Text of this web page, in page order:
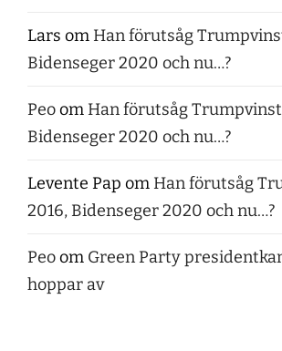
Lars om Han förutsåg
Bidenseger 2020 och nu…?
Peoom Han förutsåg
Bidenseger 2020 och nu…?
Levente Pap om Han förutsåg
2016, Bidenseger 2020 och nu…?
Peoom Green Party
hoppar av